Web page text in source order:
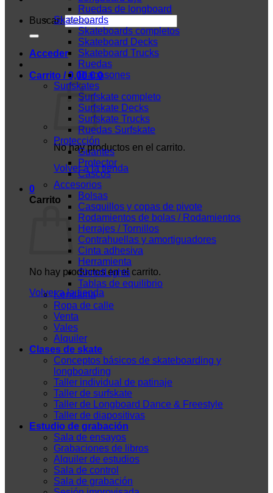
Buscar:
Acceder
Carrito /0,00€ 0
No hay productos en el carrito.
Volver a la tienda
0
Carrito
No hay productos en el carrito.
Volver a la tienda
Ruedas de longboard
Skateboards
Skateboards completos
Skateboard Decks
Skateboard Trucks
Ruedas
Diapasones
Surfskates
Surfskate completo
Surfskate Decks
Surfskate Trucks
Ruedas Surfskate
Protección
Guantes
Protector
Cascos
Accesorios
Bolsas
Casquillos y copas de pivote
Rodamientos de bolas / Rodamientos
Herrajes / Tornillos
Contrahuellas y amortiguadores
Cinta adhesiva
Herramienta
ShredLights
Tablas de equilibrio
Kendama
Ropa de calle
Venta
Vales
Alquiler
Clases de skate
Conceptos básicos de skateboarding y
longboarding
Taller individual de patinaje
Taller de surfskate
Taller de Longboard Dance & Freestyle
Taller de diapositivas
Estudio de grabación
Sala de ensayos
Grabaciones de libros
Alquiler de estudios
Sala de control
Sala de grabación